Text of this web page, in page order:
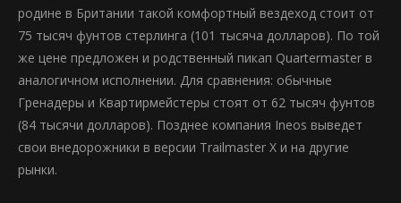
родине в Британии такой комфортный вездеход стоит от
75 тысяч фунтов стерлинга (101 тысяча долларов). По той
же цене предложен и родственный пикап Quartermaster в
аналогичном исполнении. Для сравнения: обычные
Гренадеры и Квартирмейстеры стоят от 62 тысяч фунтов
(84 тысячи долларов). Позднее компания Ineos выведет
свои внедорожники в версии Trailmaster X и на другие
рынки.